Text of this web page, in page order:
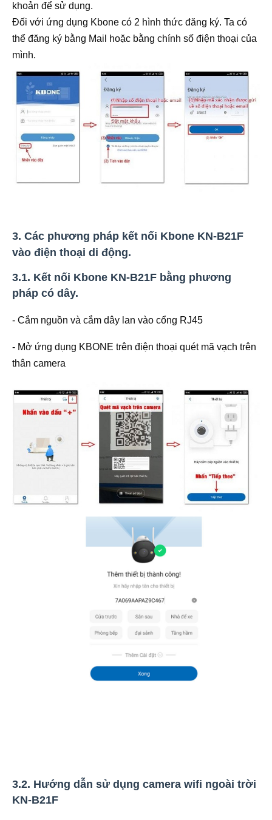
khoản để sử dụng.
Đối với ứng dụng Kbone có 2 hình thức đăng ký. Ta có
thể đăng ký bằng Mail hoặc bằng chính số điện thoại của
mình.
3. Các phương pháp kết nối Kbone KN-B21F
vào điện thoại di động.
3.1. Kết nối Kbone KN-B21F bằng phương
pháp có dây.
- Cắm nguồn và cắm dây lan vào cổng RJ45
- Mở ứng dụng KBONE trên điện thoại quét mã vạch trên
thân camera
3.2. Hướng dẫn sử dụng camera wifi ngoài trời
KN-B21F